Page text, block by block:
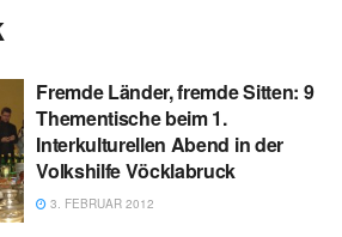
Fremde Länder, fremde Sitten: 9
Thementische beim 1.
Interkulturellen Abend in der
Volkshilfe Vöcklabruck
3. FEBRUAR 2012